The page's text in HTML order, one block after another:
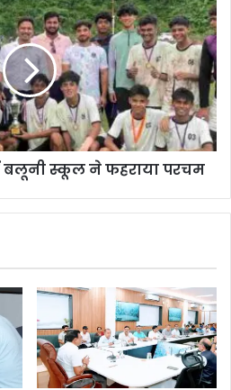
बलूनी स्कूल ने फहराया परचम